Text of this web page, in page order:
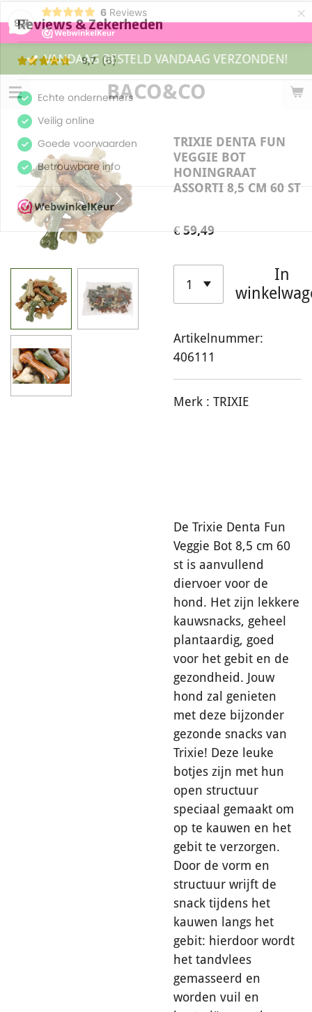
9,7
6 Reviews ×
BACO&CO
VANDAAG BESTELD VANDAAG VERZONDEN!
TRIXIE DENTA FUN
VEGGIE BOT
HONINGRAAT
ASSORTI 8,5 CM 60 ST
€ 59,49
In
Artikelnummer:
406111
Merk : TRIXIE
De Trixie Denta Fun
Veggie Bot 8,5 cm 60
st is aanvullend
diervoer voor de
hond. Het zijn lekkere
kauwsnacks, geheel
plantaardig, goed
voor het gebit en de
gezondheid. Jouw
hond zal genieten
met deze bijzonder
gezonde snacks van
Trixie! Deze leuke
botjes zijn met hun
open structuur
speciaal gemaakt om
op te kauwen en het
gebit te verzorgen.
Door de vorm en
structuur wrijft de
snack tijdens het
kauwen langs het
gebit: hierdoor wordt
het tandvlees
gemasseerd en
worden vuil en